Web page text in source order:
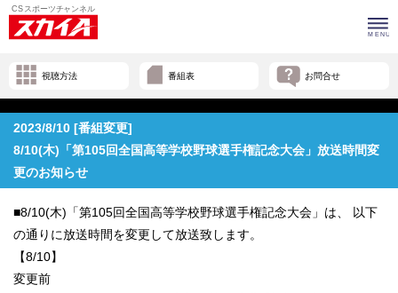
視聴方法 番組表 お問合せ
2023/8/10 [番組変更]
8/10(木)「第105回全国高等学校野球選手権記念大会」放送時間変
更のお知らせ
■8/10(木)「第105回全国高等学校野球選手権記念大会」は、 以下
の通りに放送時間を変更して放送致します。
【8/10】
変更前